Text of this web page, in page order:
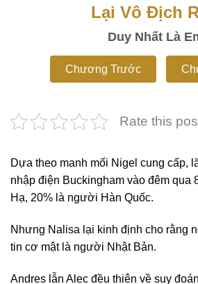
Lại Vô Địch
Duy Nhất Là
Chương Trước
Rate this
Dựa theo manh mối Nigel cung cấp,
nhập điện Buckingham vào đêm
Hạ, 20% là người Hàn Quốc.
Nhưng Nalisa lại kinh định cho rằng
tin cơ mật là người Nhật Bản.
Andres lẫn Alec đều thiên về suy